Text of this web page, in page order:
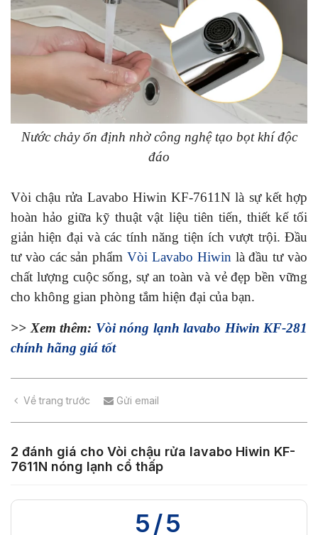
Nước chảy ổn định nhờ công nghệ tạo bọt khí độc
đáo
Vòi chậu rửa Lavabo Hiwin KF-7611N là sự kết hợp
hoàn hảo giữa kỹ thuật vật liệu tiên tiến, thiết kế tối
giản hiện đại và các tính năng tiện ích vượt trội. Đầu
tư vào các sản phẩmVòi Lavabo Hiwinlà đầu tư vào
chất lượng cuộc sống, sự an toàn và vẻ đẹp bền vững
cho không gian phòng tắm hiện đại của bạn.
>> Xem thêm: Vòi nóng lạnh lavabo Hiwin KF-281
chính hãng giá tốt
Về trang trước Gửi email
2 đánh giá cho Vòi chậu rửa lavabo Hiwin KF-
7611N nóng lạnh cổ thấp
5/5